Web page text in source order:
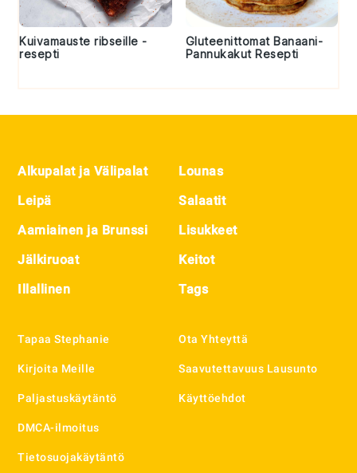
Kuivamauste ribseille -
resepti
Gluteenittomat Banaani-
Pannukakut Resepti
Alkupalat ja Välipalat
Leipä
Aamiainen ja Brunssi
Jälkiruoat
Illallinen
Lounas
Salaatit
Lisukkeet
Keitot
Tags
Tapaa Stephanie
Kirjoita Meille
Paljastuskäytäntö
DMCA-ilmoitus
Tietosuojakäytäntö
Ota Yhteyttä
Saavutettavuus Lausunto
Käyttöehdot